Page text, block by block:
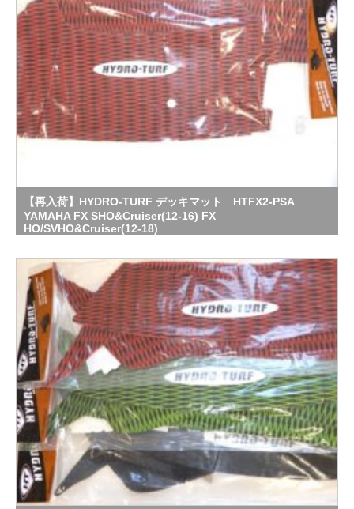
【再入荷】HYDRO-TURF デッキマット HTFX2-PSA
YAMAHA FX SHO&Cruiser(12-16) FX
HO/SVHO&Cruiser(12-18)